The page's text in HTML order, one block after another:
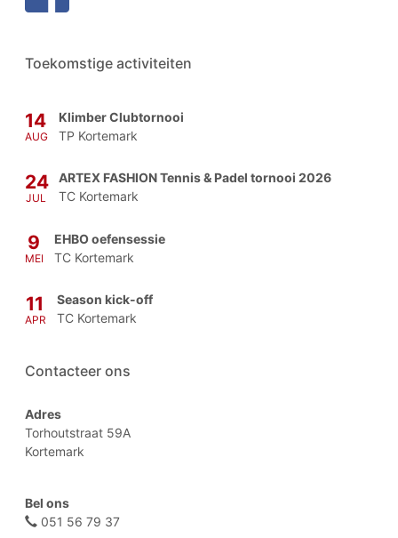
Toekomstige activiteiten
14
AUG
Klimber Clubtornooi
TP Kortemark
24
JUL
ARTEX FASHION Tennis & Padel tornooi 2026
TC Kortemark
9
MEI
EHBO oefensessie
TC Kortemark
11
APR
Season kick-off
TC Kortemark
Contacteer ons
Adres
Torhoutstraat 59A
Kortemark
Bel ons
051 56 79 37